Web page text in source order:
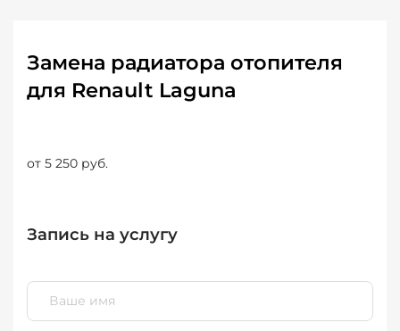
Замена радиатора отопителя
для Renault Laguna
от 5 250 руб.
Запись на услугу